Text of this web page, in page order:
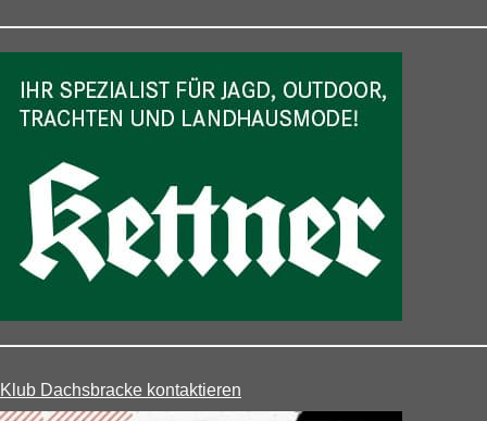
Klub Dachsbracke kontaktieren